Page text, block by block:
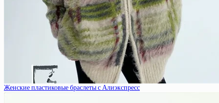
Женские пластиковые браслеты с Алиэкспресс